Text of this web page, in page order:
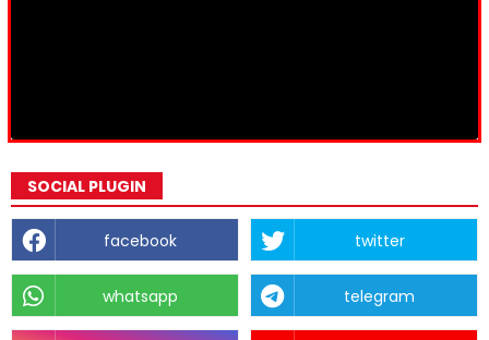
SOCIAL PLUGIN
facebook twitter
whatsapp telegram